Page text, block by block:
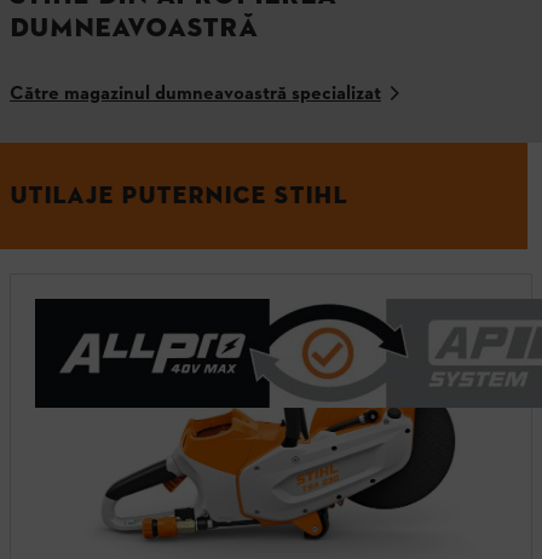
DUMNEAVOASTRĂ
Către magazinul dumneavoastră specializat
UTILAJE PUTERNICE STIHL